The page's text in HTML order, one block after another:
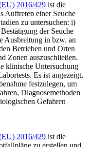
2016/429 ist die
Auftreten einer Seuche
zu untersuchen: i)
der Seuche
Ausbreitung in bzw. an
Betrieben und Orten
Zonen auszuschließen.
klinische Untersuchung
Es ist angezeigt,
festzulegen, um
Diagnosemethoden
Gefahren
2016/429 ist die